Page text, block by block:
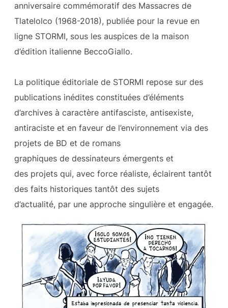
anniversaire commémoratif des Massacres de
Tlatelolco (1968-2018), publiée pour la revue en
ligne STORMI, sous les auspices de la maison
d’édition italienne BeccoGiallo.
La politique éditoriale de STORMI repose sur des
publications inédites constituées d’éléments
d’archives à caractère antifasciste, antisexiste,
antiraciste et en faveur de l’environnement via des
projets de BD et de romans
graphiques de dessinateurs émergents et
des projets qui, avec force réaliste, éclairent tantôt
des faits historiques tantôt des sujets
d’actualité, par une approche singulière et engagée.